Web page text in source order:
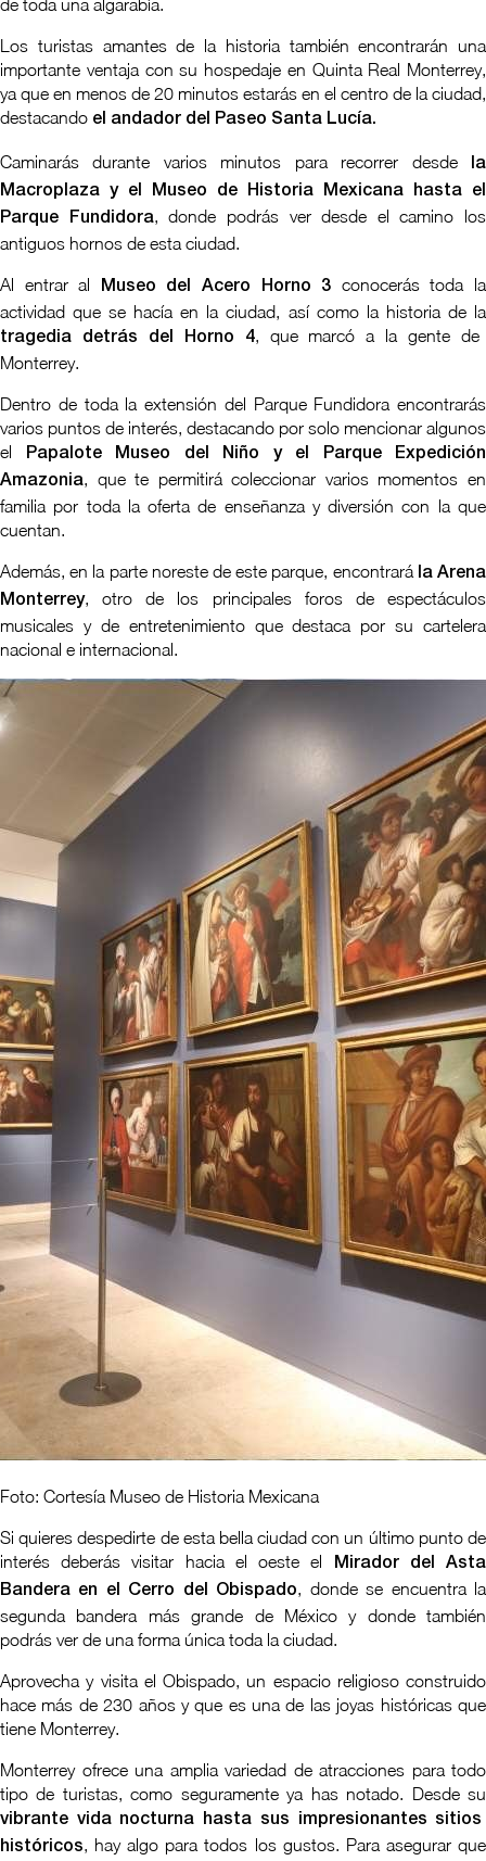
de toda una algarabía.
Los turistas amantes de la historia también encontrarán una
importante ventaja con su hospedaje en Quinta Real Monterrey,
ya que en menos de 20 minutos estarás en el centro de la ciudad,
destacando el andador del Paseo Santa Lucía.
Caminarás durante varios minutos para recorrer desde
la
Macroplaza y el Museo de Historia Mexicana hasta el
Parque Fundidora, donde podrás ver desde el camino los
antiguos hornos de esta ciudad.
Al entrar al Museo del Acero Horno 3 conocerás toda la
actividad que se hacía en la ciudad, así como la historia de la
tragedia detrás del Horno 4, que marcó a la gente de
Monterrey.
Dentro de toda la extensión del Parque Fundidora encontrarás
varios puntos de interés, destacando por solo mencionar algunos
el
Papalote Museo del Niño y el Parque Expedición
Amazonia, que te permitirá coleccionar varios momentos en
familia por toda la oferta de enseñanza y diversión con la que
cuentan.
Además, en la parte noreste de este parque, encontrarála Arena
Monterrey, otro de los principales foros de espectáculos
musicales y de entretenimiento que destaca por su cartelera
nacional e internacional.
Foto: Cortesía Museo de Historia Mexicana
Si quieres despedirte de esta bella ciudad con un último punto de
interés deberás visitar hacia el oeste el
Mirador del Asta
Bandera en el Cerro del Obispado, donde se encuentra la
segunda bandera más grande de México y donde también
podrás ver de una forma única toda la ciudad.
Aprovecha y visita el Obispado, un espacio religioso construido
hace más de 230 años y que es una de las joyas históricas que
tiene Monterrey.
Monterrey ofrece una amplia variedad de atracciones para todo
tipo de turistas, como seguramente ya has notado. Desde su
vibrante vida nocturna hasta sus impresionantes sitios
históricos, hay algo para todos los gustos. Para asegurar que